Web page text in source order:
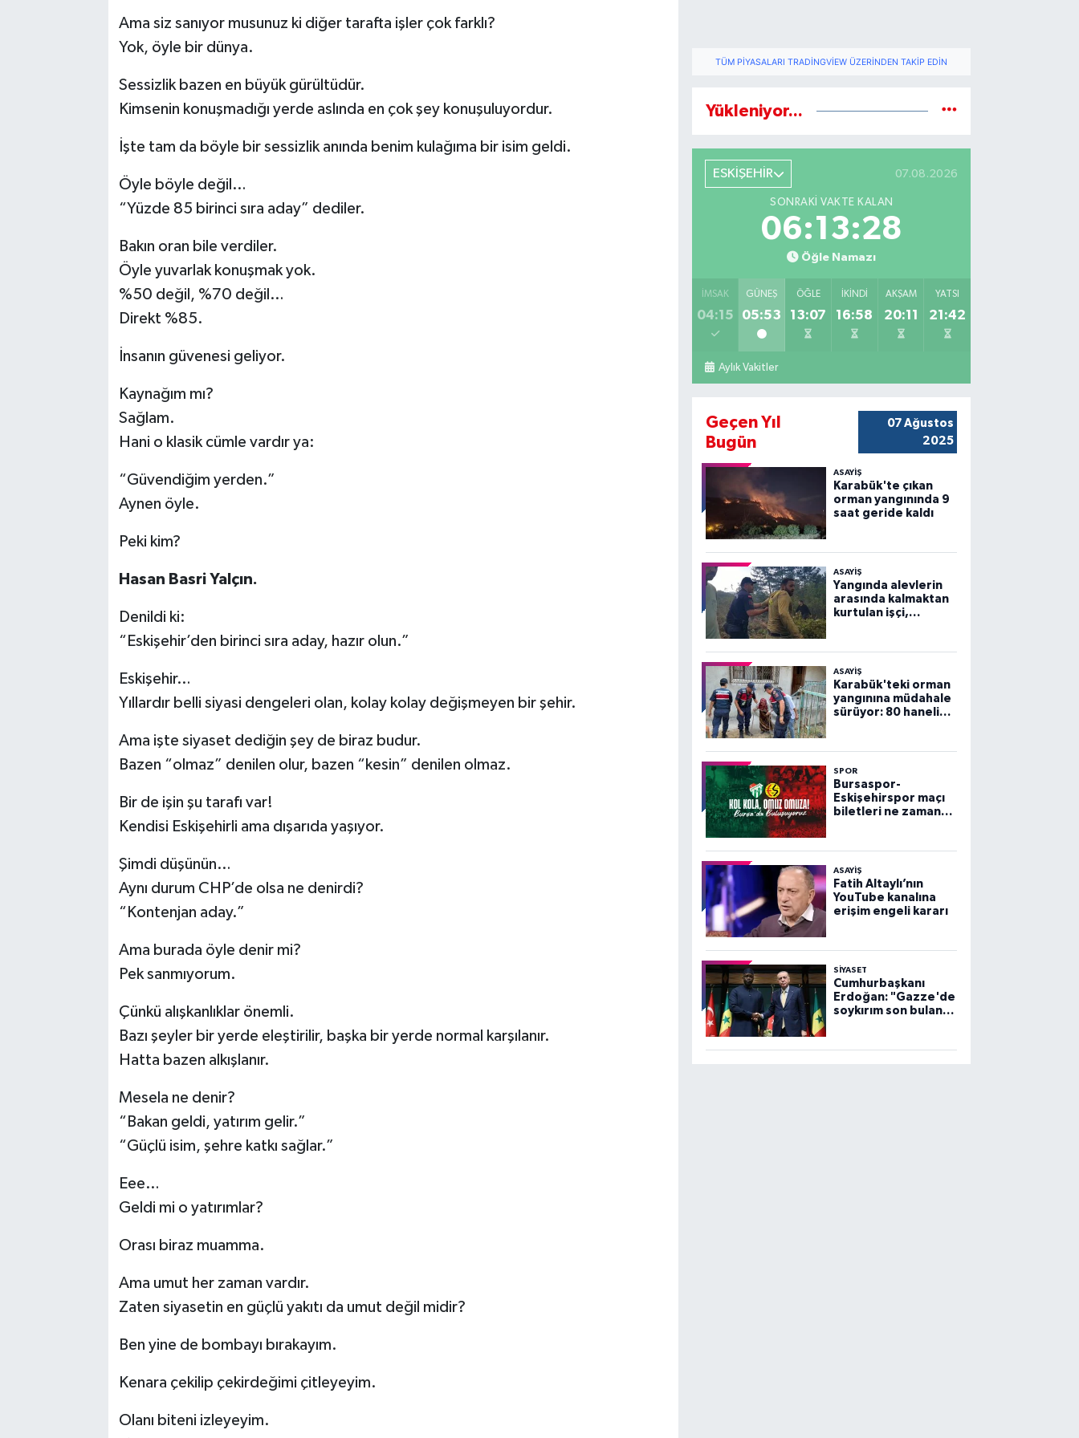
Ama siz sanıyor musunuz ki diğer tarafta işler çok farklı?
Yok, öyle bir dünya.
Sessizlik bazen en büyük gürültüdür.
Kimsenin konuşmadığı yerde aslında en çok şey konuşuluyordur.
İşte tam da böyle bir sessizlik anında benim kulağıma bir isim geldi.
Öyle böyle değil…
“Yüzde 85 birinci sıra aday” dediler.
Bakın oran bile verdiler.
Öyle yuvarlak konuşmak yok.
%50 değil, %70 değil…
Direkt %85.
İnsanın güvenesi geliyor.
Kaynağım mı?
Sağlam.
Hani o klasik cümle vardır ya:
“Güvendiğim yerden.”
Aynen öyle.
Peki kim?
Hasan Basri Yalçın.
Denildi ki:
“Eskişehir’den birinci sıra aday, hazır olun.”
Eskişehir…
Yıllardır belli siyasi dengeleri olan, kolay kolay değişmeyen bir şehir.
Ama işte siyaset dediğin şey de biraz budur.
Bazen “olmaz” denilen olur, bazen “kesin” denilen olmaz.
Bir de işin şu tarafı var!
Kendisi Eskişehirli ama dışarıda yaşıyor.
Şimdi düşünün…
Aynı durum CHP’de olsa ne denirdi?
“Kontenjan aday.”
Ama burada öyle denir mi?
Pek sanmıyorum.
Çünkü alışkanlıklar önemli.
Bazı şeyler bir yerde eleştirilir, başka bir yerde normal karşılanır.
Hatta bazen alkışlanır.
Mesela ne denir?
“Bakan geldi, yatırım gelir.”
“Güçlü isim, şehre katkı sağlar.”
Eee…
Geldi mi o yatırımlar?
Orası biraz muamma.
Ama umut her zaman vardır.
Zaten siyasetin en güçlü yakıtı da umut değil midir?
Ben yine de bombayı bırakayım.
Kenara çekilip çekirdeğimi çitleyeyim.
Olanı biteni izleyeyim.
TÜM PIYASALARI TRADINGVIEW ÜZERINDEN TAKIP EDIN
Yükleniyor...
ESKİŞEHİR 07.08.2026
SONRAKI VAKTE KALAN
06:13:27
Öğle Namazı
İMSAK
04:15
GÜNEŞ
05:53
ÖĞLE
13:07
İKINDI
16:58
AKŞAM
20:11
YATSI
21:42
Aylık Vakitler
Geçen Yıl
Bugün
07 Ağustos
2025
ASAYİŞ
Karabük'te çıkan
orman yangınında 9
saat geride kaldı
ASAYİŞ
Yangında alevlerin
arasında kalmaktan
kurtulan işçi,
panik yaşadı
ASAYİŞ
Karabük'teki orman
yangınına müdahale
sürüyor: 80 haneli
SPOR
Bursaspor-
Eskişehirspor maçı
biletleri ne zaman
ASAYİŞ
Fatih Altaylı’nın
YouTube kanalına
erişim engeli kararı
SİYASET
Cumhurbaşkanı
Erdoğan: "Gazze'de
soykırım son bulana